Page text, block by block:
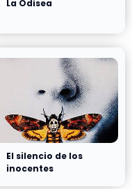
La Odisea
El silencio de los
inocentes